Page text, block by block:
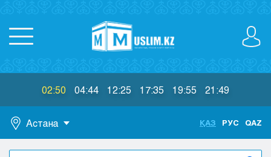
02:50 04:44 12:25 17:35 19:55 21:49
Астана
Астана
ҚАЗ РУС QAZ